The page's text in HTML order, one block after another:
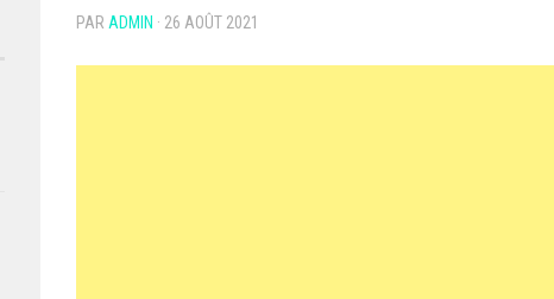
PAR ADMIN · 26 AOÛT 2021